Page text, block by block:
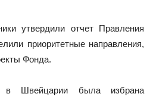
утвердили отчет Правления
приоритетные направления,
Фонда.
в Швейцарии была избрана